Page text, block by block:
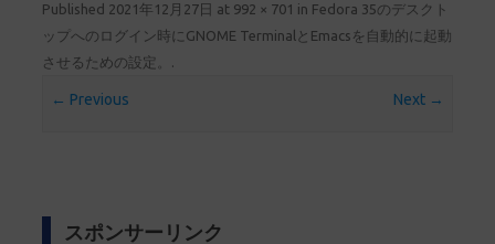
Published 2021年12月27日 at 992 × 701 in Fedora 35のデスクト
ップへのログイン時にGNOME TerminalとEmacsを自動的に起動
させるための設定。 .
← Previous Next →
スポンサーリンク